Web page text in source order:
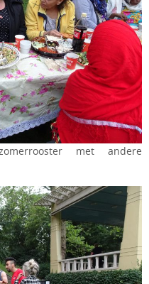
met andere